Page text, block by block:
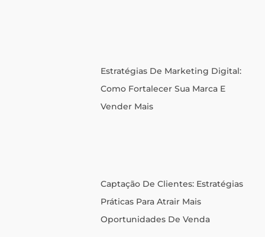
Estratégias De Marketing Digital:
Como Fortalecer Sua Marca E
Vender Mais
Captação De Clientes: Estratégias
Práticas Para Atrair Mais
Oportunidades De Venda